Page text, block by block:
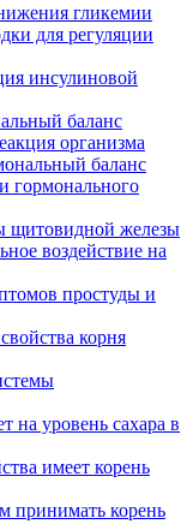
гликемии
для регуляции
инсулиновой
баланс
организма
баланс
гормонального
щитовидной железы
воздействие на
простуды и
корня
на уровень сахара в
имеет корень
принимать корень